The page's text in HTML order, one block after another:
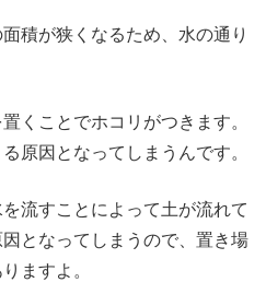
積が狭くなるため、水の通り
くことでホコリがつきます。
原因となってしまうんです。
流すことによって土が流れて
となってしまうので、置き場
ますよ。